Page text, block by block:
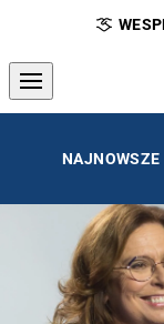
NAJNOWSZE